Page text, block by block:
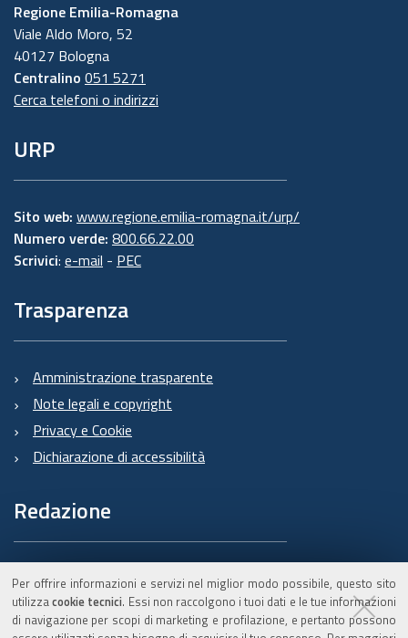
Per offrire informazioni e servizi nel miglior modo possibile, questo sito
utilizzacookie tecnici. Essi non raccolgono i tuoi dati e le tue informazioni
di navigazione per scopi di marketing e profilazione, e pertanto possono
Regione Emilia-Romagna
Viale Aldo Moro, 52
40127 Bologna
Centralino 051 5271
Cerca telefoni o indirizzi
URP
Sito web: www.regione.emilia-romagna.it/urp/
Numero verde: 800.66.22.00
Scrivici: e-mail - PEC
Trasparenza
Amministrazione trasparente
Note legali e copyright
Privacy e Cookie
Dichiarazione di accessibilità
Redazione
Informazioni sul Burert
e contatti